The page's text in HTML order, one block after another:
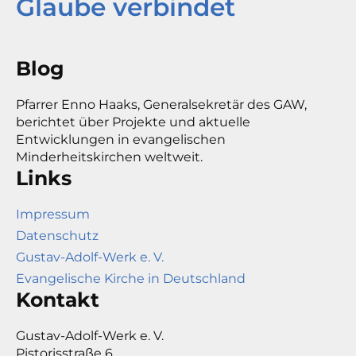
Glaube verbindet
Blog
Pfarrer Enno Haaks, Generalsekretär des GAW,
berichtet über Projekte und aktuelle
Entwicklungen in evangelischen
Minderheitskirchen weltweit.
Links
Impressum
Datenschutz
Gustav-Adolf-Werk e. V.
Evangelische Kirche in Deutschland
Kontakt
Gustav-Adolf-Werk e. V.